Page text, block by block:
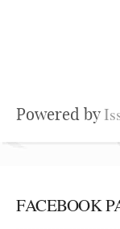
Powered by
FACEBOOK